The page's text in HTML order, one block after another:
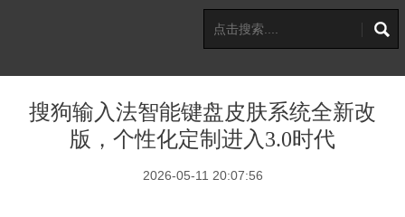
搜狗输入法智能键盘皮肤系统全新改
版，个性化定制进入3.0时代
2026-05-11 20:07:56